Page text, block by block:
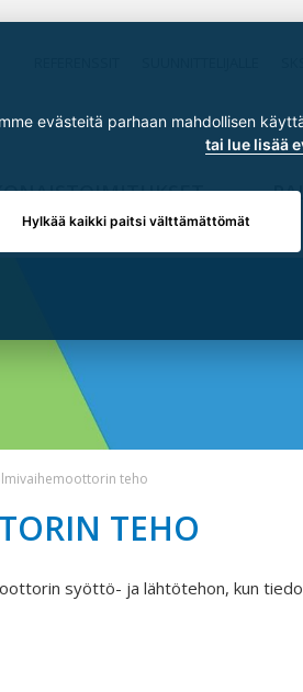
teho
TEHO
syöttö- ja lähtötehon, kun
evästeitä parhaan mahdollisen
tai lue lisää
Hylkää kaikki paitsi välttämättömät